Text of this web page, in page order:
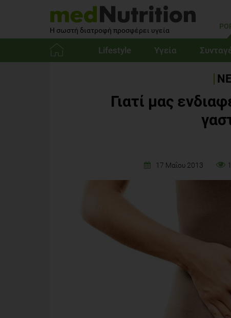
Η σωστή διατροφή προσφέρει υγεία
Lifestyle Υγεία
Γιατί μας
17 Μαΐου 2013